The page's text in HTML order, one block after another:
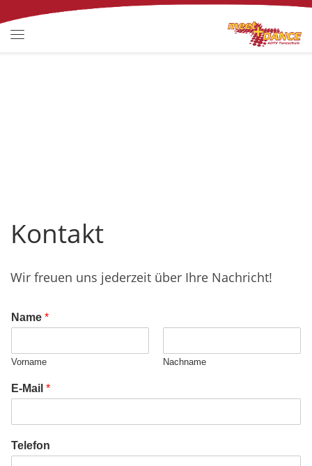
Zum Inhalt springen
Kontakt
Wir freuen uns jederzeit über Ihre Nachricht!
Name *
Vorname Nachname
E-Mail *
Telefon